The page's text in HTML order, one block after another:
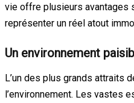
vie offre plusieurs avantages
représenter un réel atout
Un environnement
L’un des plus grands attraits
l’environnement. Les vastes